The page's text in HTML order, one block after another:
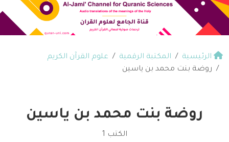
الرئيسية المكتبة الرقمية
علوم القرآن الكريم
روضة بنت محمد بن ياسين
روضة بنت محمد بن ياسين
الكتب 1